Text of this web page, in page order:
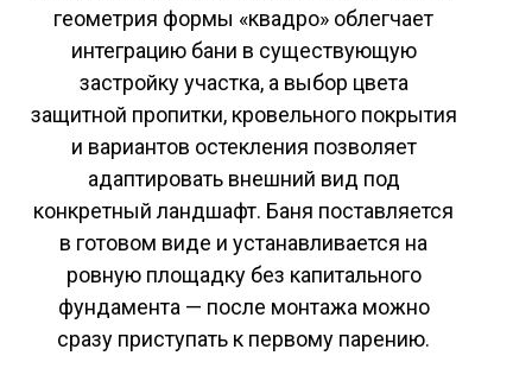
геометрия формы «квадро» облегчает
интеграцию бани в существующую
застройку участка, а выбор цвета
защитной пропитки, кровельного покрытия
и вариантов остекления позволяет
адаптировать внешний вид под
конкретный ландшафт. Баня поставляется
в готовом виде и устанавливается на
ровную площадку без капитального
фундамента — после монтажа можно
сразу приступать к первому парению.